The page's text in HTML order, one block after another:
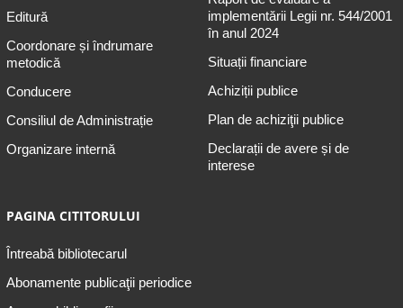
Editură
Coordonare și îndrumare
metodică
Conducere
Consiliul de Administrație
Organizare internă
implementării Legii nr. 544/2001
în anul 2024
Situații financiare
Achiziții publice
Plan de achiziţii publice
Declarații de avere și de
interese
PAGINA CITITORULUI
Întreabă bibliotecarul
Abonamente publicaţii periodice